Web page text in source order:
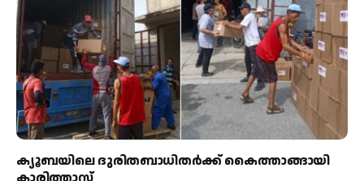
ക്യൂബയിലെ ദുരിതബാധിതർക്ക് കൈത്താങ്ങായി